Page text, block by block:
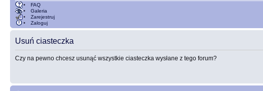
FAQ
Galeria
Zarejestruj
Zaloguj
Usuń ciasteczka
Czy na pewno chcesz usunąć wszystkie ciasteczka wysłane z tego forum?